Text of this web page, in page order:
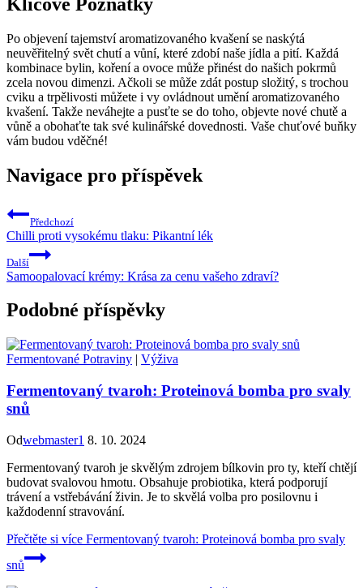
Po objevení tajemství aromatizovaného kvašení se naskýtá
neuvěřitelný svět chutí a vůní, které zdobí naše jídla a pití. Každá
kombinace bylin, koření a ovoce může přinést do našich pokrmů
zcela novou dimenzi. Ačkoli se může zdát postup složitý, s trochou
cviku a trpělivosti můžete i vy ovládnout umění aromatizovaného
kvašení. Takže neváhejte a pusťte se do toho, objevte nové chutě a
vůně a obohaťte tak své kulinářské dovednosti. Vaše chuťové buňky
vám budou vděčné!
Navigace pro příspěvek
Předchozí
Chilli proti vysokému tlaku: Pikantní lék
Další
Samoopalovací krémy: Krása za cenu vašeho zdraví?
Podobné příspěvky
Fermentované Potraviny | Výživa
Fermentovaný tvaroh: Proteinová bomba pro svaly
snů
Odwebmaster1 8. 10. 2024
Fermentovaný tvaroh je skvělým zdrojem bílkovin pro ty, kteří chtějí
budovat svalovou hmotu. Obsahuje probiotika, která podporují
trávení a vstřebávání živin. Je to skvělá volba pro posilovnu i
každodenní stravování.
Přečtěte si více Fermentovaný tvaroh: Proteinová bomba pro svaly
snů